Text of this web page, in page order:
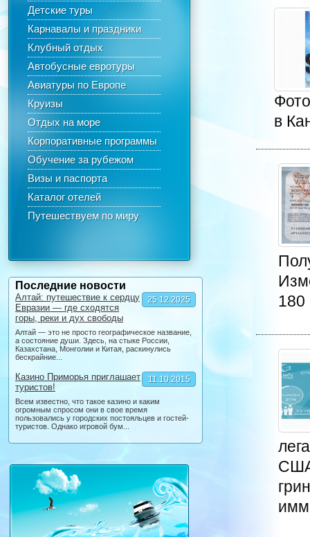
Детские туры
Карнавалы и праздники
Клубный отдых
Автобусные евротуры
Авиатуры по Европе
Круизы
Отдых на море
Корпоративные программы
Обучение за рубежом
Визы и паспорта
Каталог отелей
Путешествуем по миру
Последние новости
25.12.2025
Алтай: путешествие к сердцу
Евразии — где сходятся
горы, реки и дух свободы
Алтай — это не просто географическое название,
а состояние души. Здесь, на стыке России,
Казахстана, Монголии и Китая, раскинулись
бескрайние...
11.10.2015
Казино Приморья приглашает
туристов!
Всем известно, что такое казино и каким
огромным спросом они в свое время
пользовались у городских постояльцев и гостей-
туристов. Однако игровой бум...
в
180